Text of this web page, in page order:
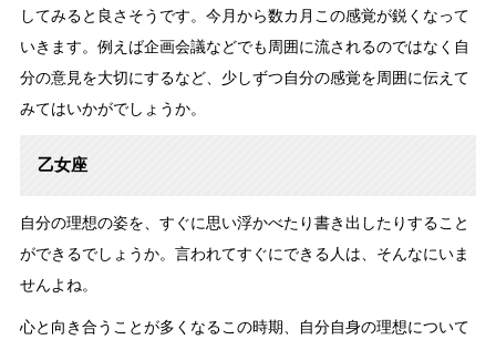
してみると良さそうです。今月から数カ月この感覚が鋭くなって
いきます。例えば企画会議などでも周囲に流されるのではなく自
分の意見を大切にするなど、少しずつ自分の感覚を周囲に伝えて
みてはいかがでしょうか。
乙女座
自分の理想の姿を、すぐに思い浮かべたり書き出したりすること
ができるでしょうか。言われてすぐにできる人は、そんなにいま
せんよね。
心と向き合うことが多くなるこの時期、自分自身の理想について